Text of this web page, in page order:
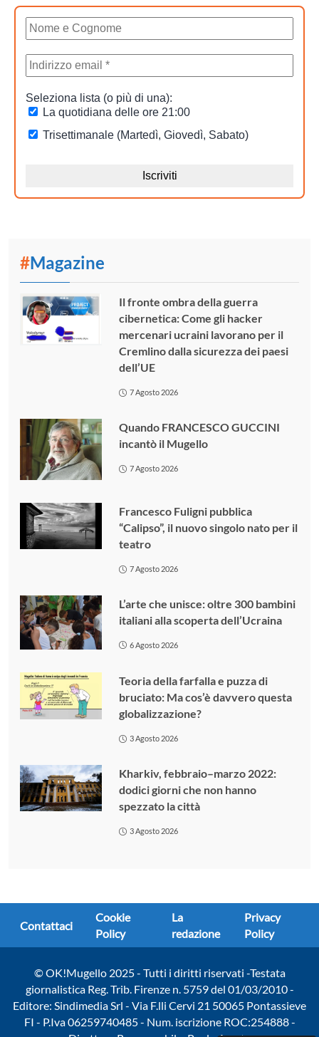
#Magazine
Il fronte ombra della guerra
cibernetica: Come gli hacker
mercenari ucraini lavorano per il
Cremlino dalla sicurezza dei paesi
dell’UE
7 Agosto 2026
Quando FRANCESCO GUCCINI
incantò il Mugello
7 Agosto 2026
Francesco Fuligni pubblica
“Calipso”, il nuovo singolo nato per il
teatro
7 Agosto 2026
L’arte che unisce: oltre 300 bambini
italiani alla scoperta dell’Ucraina
6 Agosto 2026
Teoria della farfalla e puzza di
bruciato: Ma cos’è davvero questa
globalizzazione?
3 Agosto 2026
Kharkiv, febbraio–marzo 2022:
dodici giorni che non hanno
spezzato la città
3 Agosto 2026
Contattaci
Cookie
Policy
La
redazione
Privacy
Policy
© OK!Mugello 2025 - Tutti i diritti riservati -Testata
giornalistica Reg. Trib. Firenze n. 5759 del 01/03/2010 -
Editore: Sindimedia Srl - Via F.lli Cervi 21 50065 Pontassieve
FI - P.Iva 06259740485 - Num. iscrizione ROC:254888 -